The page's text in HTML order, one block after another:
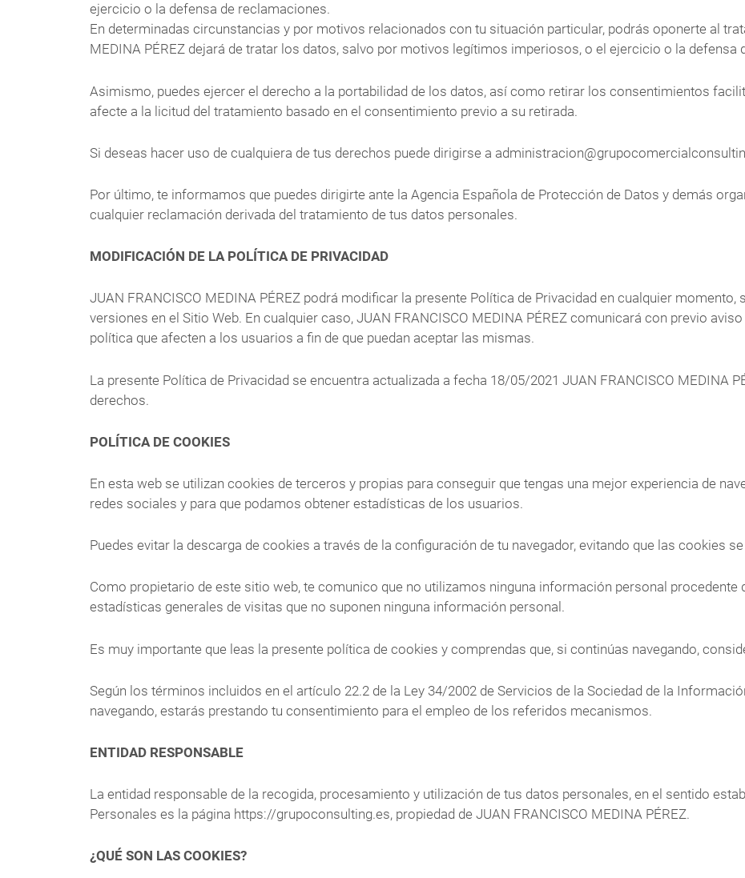
ejercicio o la defensa de reclamaciones.
En determinadas circunstancias y por motivos relacionados con tu situación particular, podrás oponerte al
MEDINA PÉREZ dejará de tratar los datos, salvo por motivos legítimos imperiosos, o el ejercicio o la defensa
Asimismo, puedes ejercer el derecho a la portabilidad de los datos, así como retirar los consentimientos
afecte a la licitud del tratamiento basado en el consentimiento previo a su retirada.
Si deseas hacer uso de cualquiera de tus derechos puede dirigirse a
Por último, te informamos que puedes dirigirte ante la Agencia Española de Protección de Datos y demás
cualquier reclamación derivada del tratamiento de tus datos personales.
MODIFICACIÓN DE LA POLÍTICA DE PRIVACIDAD
JUAN FRANCISCO MEDINA PÉREZ podrá modificar la presente Política de Privacidad en cualquier
versiones en el Sitio Web. En cualquier caso, JUAN FRANCISCO MEDINA PÉREZ comunicará con previo
política que afecten a los usuarios a fin de que puedan aceptar las mismas.
La presente Política de Privacidad se encuentra actualizada a fecha 18/05/2021 JUAN FRANCISCO MEDINA
derechos.
POLÍTICA DE COOKIES
En esta web se utilizan cookies de terceros y propias para conseguir que tengas una mejor experiencia de
redes sociales y para que podamos obtener estadísticas de los usuarios.
Puedes evitar la descarga de cookies a través de la configuración de tu navegador, evitando que las cookies
Como propietario de este sitio web, te comunico que no utilizamos ninguna información personal procedente
estadísticas generales de visitas que no suponen ninguna información personal.
Es muy importante que leas la presente política de cookies y comprendas que, si continúas navegando,
Según los términos incluidos en el artículo 22.2 de la Ley 34/2002 de Servicios de la Sociedad de la
navegando, estarás prestando tu consentimiento para el empleo de los referidos mecanismos.
ENTIDAD RESPONSABLE
La entidad responsable de la recogida, procesamiento y utilización de tus datos personales, en el sentido
Personales es la página https://grupoconsulting.es, propiedad de JUAN FRANCISCO MEDINA PÉREZ.
¿QUÉ SON LAS COOKIES?